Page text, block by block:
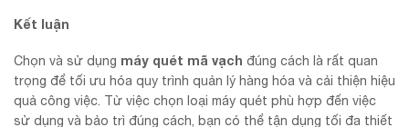
Kết luận
Chọn và sử dụng máy quét mã vạch đúng cách là rất quan
trọng để tối ưu hóa quy trình quản lý hàng hóa và cải thiện hiệu
quả công việc. Từ việc chọn loại máy quét phù hợp đến việc
sử dụng và bảo trì đúng cách, bạn có thể tận dụng tối đa thiết